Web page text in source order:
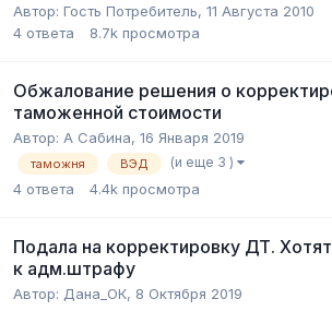
Автор: Гость Потребитель, 11 Августа 2010
4 ответа 8.7k просмотра
Обжалование решения о
таможенной стоимости
Автор: А Сабина, 16 Января 2019
таможня ВЭД (и еще 3 )
4 ответа 4.4k просмотра
Подала на корректировку ДТ.
к адм.штрафу
Автор: Дана_ОК, 8 Октября 2019